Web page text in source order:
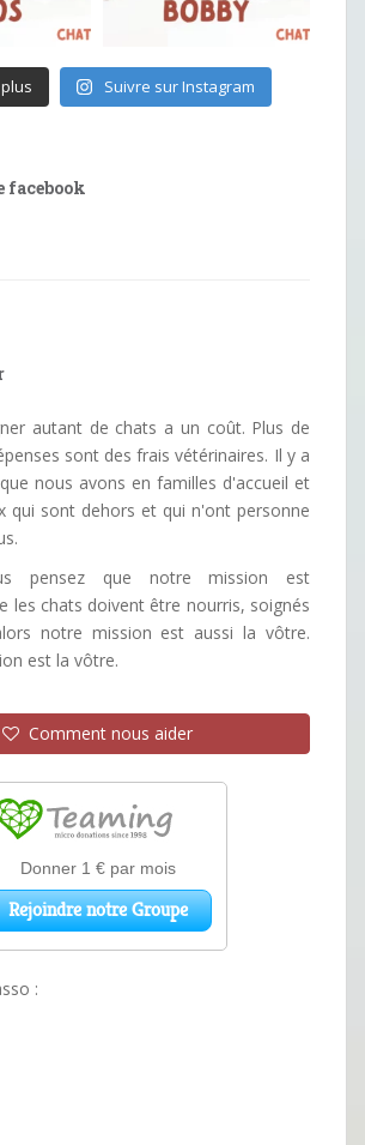
Suivre sur Instagram
facebook
autant de chats a un coût. Plus de
sont des frais vétérinaires. Il y a
nous avons en familles d'accueil et
qui sont dehors et qui n'ont personne
pensez que notre mission est
les chats doivent être nourris, soignés
notre mission est aussi la vôtre.
est la vôtre.
Comment nous aider
: